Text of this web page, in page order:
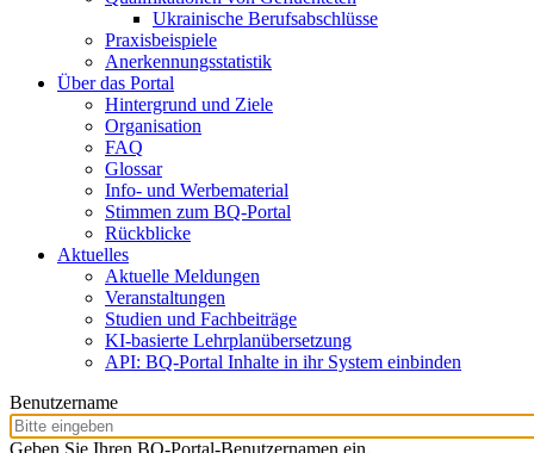
Ukrainische Berufsabschlüsse
Praxisbeispiele
Anerkennungsstatistik
Über das Portal
Hintergrund und Ziele
Organisation
FAQ
Glossar
Info- und Werbematerial
Stimmen zum BQ-Portal
Rückblicke
Aktuelles
Aktuelle Meldungen
Veranstaltungen
Studien und Fachbeiträge
KI-basierte Lehrplanübersetzung
API: BQ-Portal Inhalte in ihr System einbinden
Benutzername
Geben Sie Ihren BQ-Portal-Benutzernamen ein.